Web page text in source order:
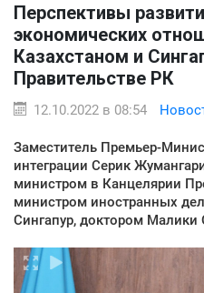
Перспективы
экономических
Казахстаном и
Правительстве РК
12.10.2022 в 08:54
Заместитель Премьер-
интеграции Серик
министром в Канцелярии
министром иностранных
Сингапур, доктором Малики